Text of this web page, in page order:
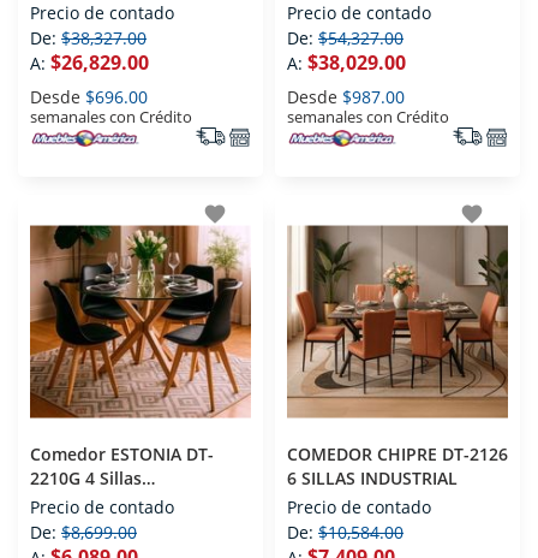
Precio de contado
De: $38,327.00
A: $26,829.00
Desde $696.00
semanales con Crédito
Precio de contado
De: $54,327.00
A: $38,029.00
Desde $987.00
semanales con Crédito
favorite
Comedor ESTONIA DT-
2210G 4 Sillas
Contemporaneo
Precio de contado
De: $8,699.00
favorite
COMEDOR CHIPRE DT-2126
6 SILLAS INDUSTRIAL
Precio de contado
De: $10,584.00